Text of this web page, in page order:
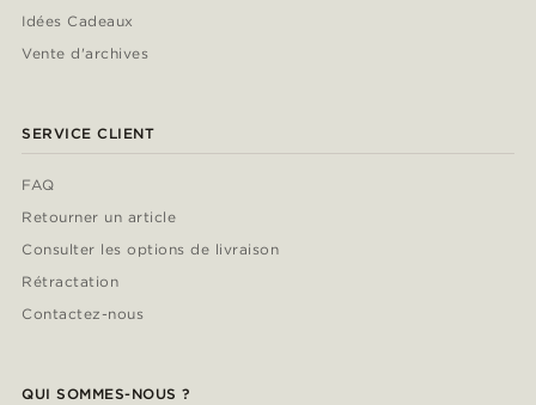
Idées Cadeaux
Vente d'archives
SERVICE CLIENT
FAQ
Retourner un article
Consulter les options de livraison
Rétractation
Contactez-nous
QUI SOMMES-NOUS ?